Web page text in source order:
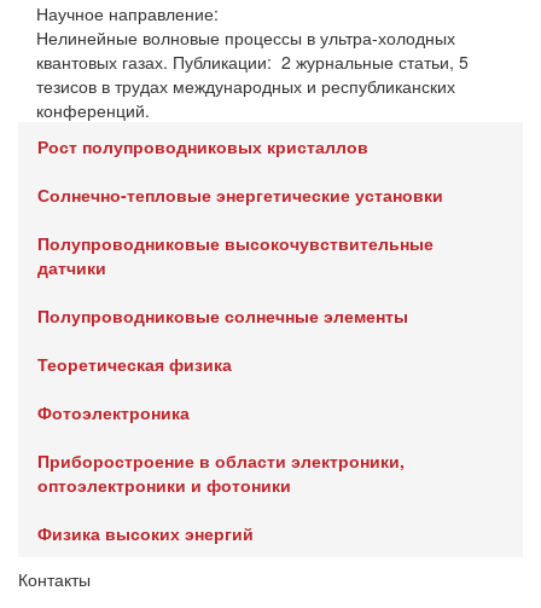
Научное направление:
Нелинейные волновые процессы в ультра-холодных
квантовых газах. Публикации: 2 журнальные статьи, 5
тезисов в трудах международных и республиканских
конференций.
Рост полупроводниковых кристаллов
Солнечно-тепловые энергетические установки
Полупроводниковые высокочувствительные
датчики
Полупроводниковые солнечные элементы
Теоретическая физика
Фотоэлектроника
Приборостроение в области электроники,
оптоэлектроники и фотоники
Физика высоких энергий
Контакты